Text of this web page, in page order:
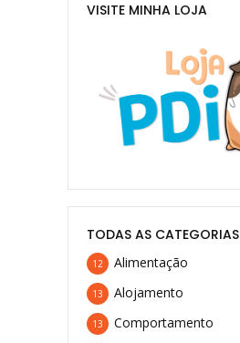
VISITE MINHA LOJA
TODAS AS CATEGORIAS
Alimentação
12
Alojamento
13
Comportamento
13